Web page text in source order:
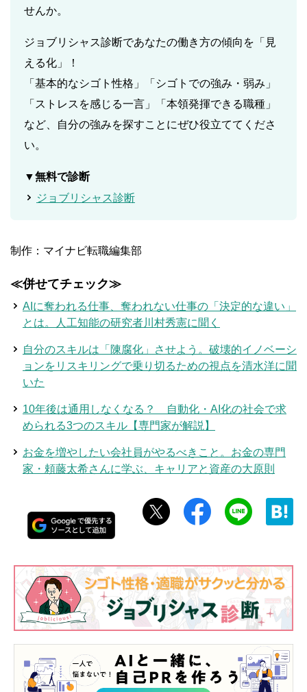
せんか。
ジョブリシャス診断であなたの働き方の傾向を「見
える化」！
「基本的なシゴト性格」「シゴトでの強み・弱み」
「ストレスを感じる一言」「本領発揮できる職種」
など、自分の強みを探すことにぜひ役立ててくださ
い。
▼無料で診断
ジョブリシャス診断
制作：マイナビ転職編集部
≪併せてチェック≫
AIに奪われる仕事、奪われない仕事の「決定的な違い」
とは。人工知能の研究者川村秀憲に聞く
自分のスキルは「陳腐化」させよう。破壊的イノベーシ
ョンをリスキリングで乗り切るための視点を清水洋に聞
いた
10年後は通用しなくなる？ 自動化・AI化の社会で求
められる3つのスキル【専門家が解説】
お金を増やしたい会社員がやるべきこと。お金の専門
家・頼藤太希さんに学ぶ、キャリアと資産の大原則